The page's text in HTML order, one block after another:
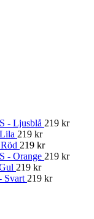
- Ljusblå 219 kr
219 kr
219 kr
- Orange 219 kr
219 kr
Svart 219 kr